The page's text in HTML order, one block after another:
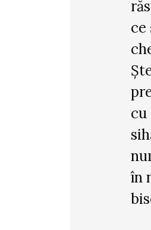
ce
cu
în